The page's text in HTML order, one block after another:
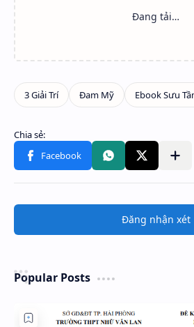
Đăng nhận xét
Popular Posts